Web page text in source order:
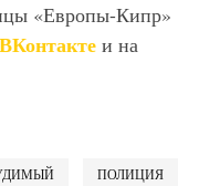
«Европы-Кипр»
ВКонтакте и на
ПОЛИЦИЯ